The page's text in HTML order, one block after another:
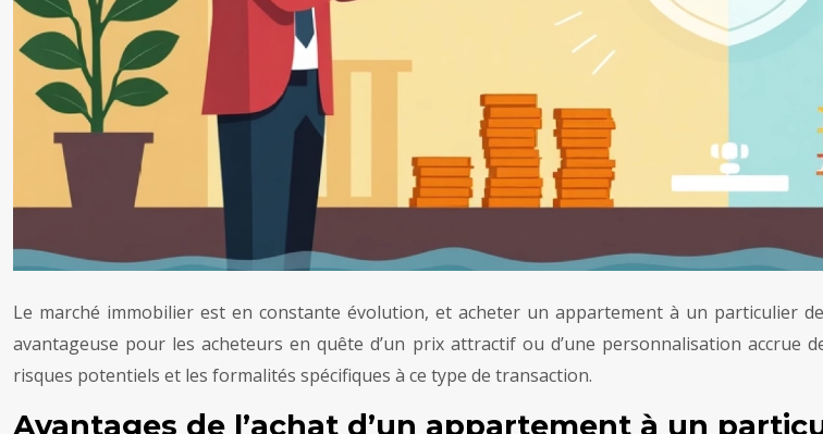
Le marché immobilier est en constante évolution, et acheter un appartement à un particulier
avantageuse pour les acheteurs en quête d’un prix attractif ou d’une personnalisation
risques potentiels et les formalités spécifiques à ce type de transaction.
Avantages de l’achat d’un appartement à un